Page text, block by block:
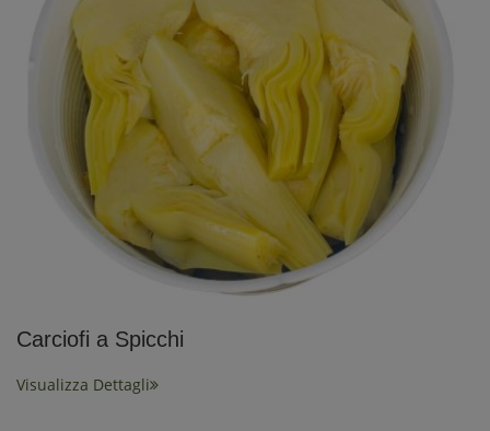
Carciofi a Spicchi
Visualizza Dettagli